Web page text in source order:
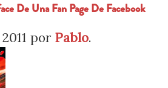
De Una Fan Page De Facebook
por Pablo.